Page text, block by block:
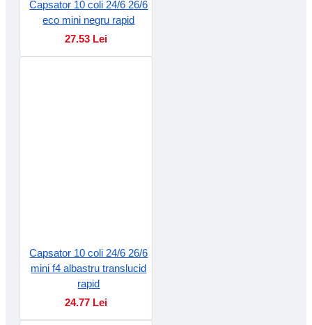
Capsator 10 coli 24/6 26/6
eco mini negru rapid
27.53 Lei
Capsator 10 coli 24/6 26/6
mini f4 albastru translucid
rapid
24.77 Lei